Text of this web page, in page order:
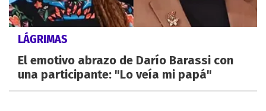
LÁGRIMAS
El emotivo abrazo de Darío Barassi con
una participante: "Lo veía mi papá"